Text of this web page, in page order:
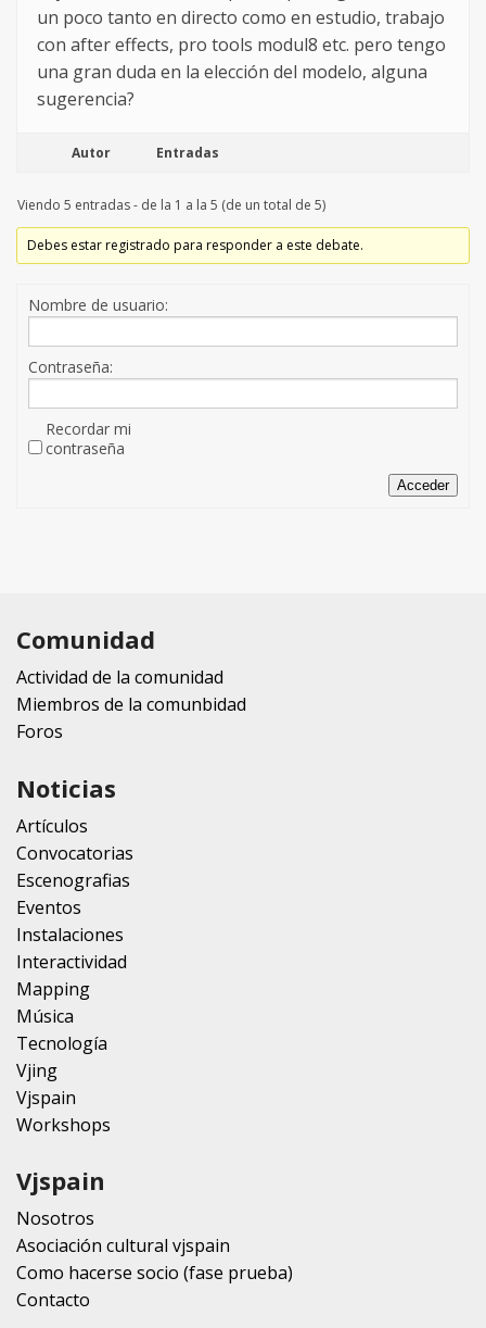
un poco tanto en directo como en estudio, trabajo
con after effects, pro tools modul8 etc. pero tengo
una gran duda en la elección del modelo, alguna
sugerencia?
Autor Entradas
Viendo 5 entradas - de la 1 a la 5 (de un total de 5)
Debes estar registrado para responder a este debate.
Nombre de usuario:
Contraseña:
Recordar mi
contraseña
Acceder
Comunidad
Actividad de la comunidad
Miembros de la comunbidad
Foros
Noticias
Artículos
Convocatorias
Escenografias
Eventos
Instalaciones
Interactividad
Mapping
Música
Tecnología
Vjing
Vjspain
Workshops
Vjspain
Nosotros
Asociación cultural vjspain
Como hacerse socio (fase prueba)
Contacto